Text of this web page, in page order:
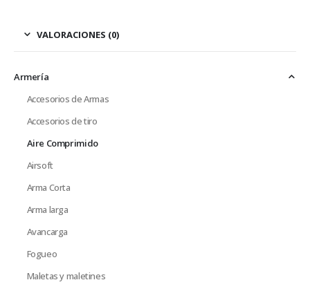
VALORACIONES (0)
Armería
Accesorios de Armas
Accesorios de tiro
Aire Comprimido
Airsoft
Arma Corta
Arma larga
Avancarga
Fogueo
Maletas y maletines